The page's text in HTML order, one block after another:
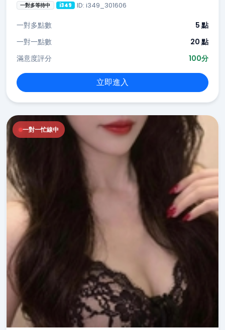
一對多等待中 i349 ID: i349_301606
一對多點數
5 點
一對一點數
20 點
滿意度評分
100分
立即進入
一對一忙線中